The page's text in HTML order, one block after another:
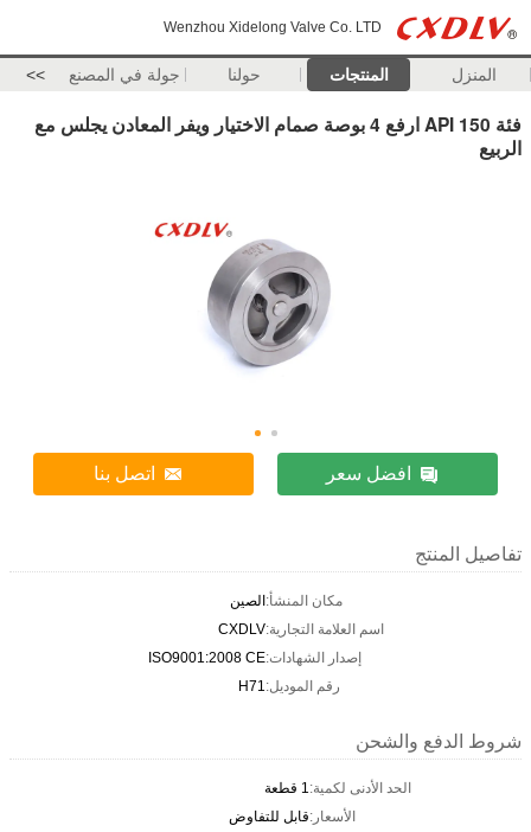
Wenzhou Xidelong Valve Co. LTD
المنزل المنتجات حولنا جولة في المصنع >>
فئة API 150 ارفع 4 بوصة صمام الاختيار ويفر المعادن يجلس مع
الربيع
افضل سعر اتصل بنا
تفاصيل المنتج
مكان المنشأ:الصين
اسم العلامة التجارية:CXDLV
إصدار الشهادات:ISO9001:2008 CE
رقم الموديل:H71
شروط الدفع والشحن
الحد الأدنى لكمية:1 قطعة
الأسعار:قابل للتفاوض